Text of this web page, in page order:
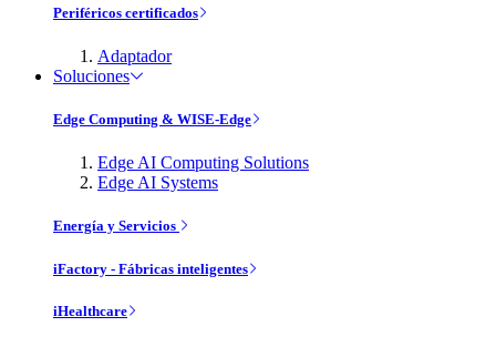
Periféricos certificados
Adaptador
Soluciones
Edge Computing & WISE-Edge
Edge AI Computing Solutions
Edge AI Systems
Energía y Servicios
iFactory - Fábricas inteligentes
iHealthcare